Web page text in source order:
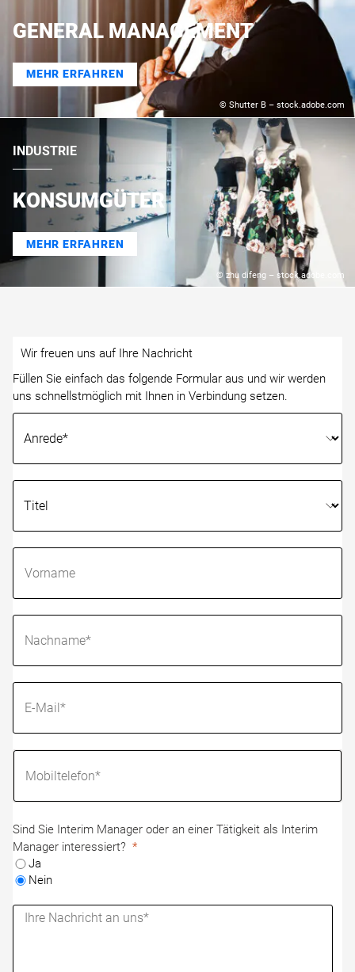
© Shutter B – stock.adobe.com
GENERAL MANAGEMENT
MEHR ERFAHREN
© zhu difeng – stock.adobe.com
INDUSTRIE
KONSUMGÜTER
MEHR ERFAHREN
Wir freuen uns auf Ihre Nachricht
Füllen Sie einfach das folgende Formular aus und wir werden
uns schnellstmöglich mit Ihnen in Verbindung setzen.
Sind Sie Interim Manager oder an einer Tätigkeit als Interim
Manager interessiert?
Ja
Nein